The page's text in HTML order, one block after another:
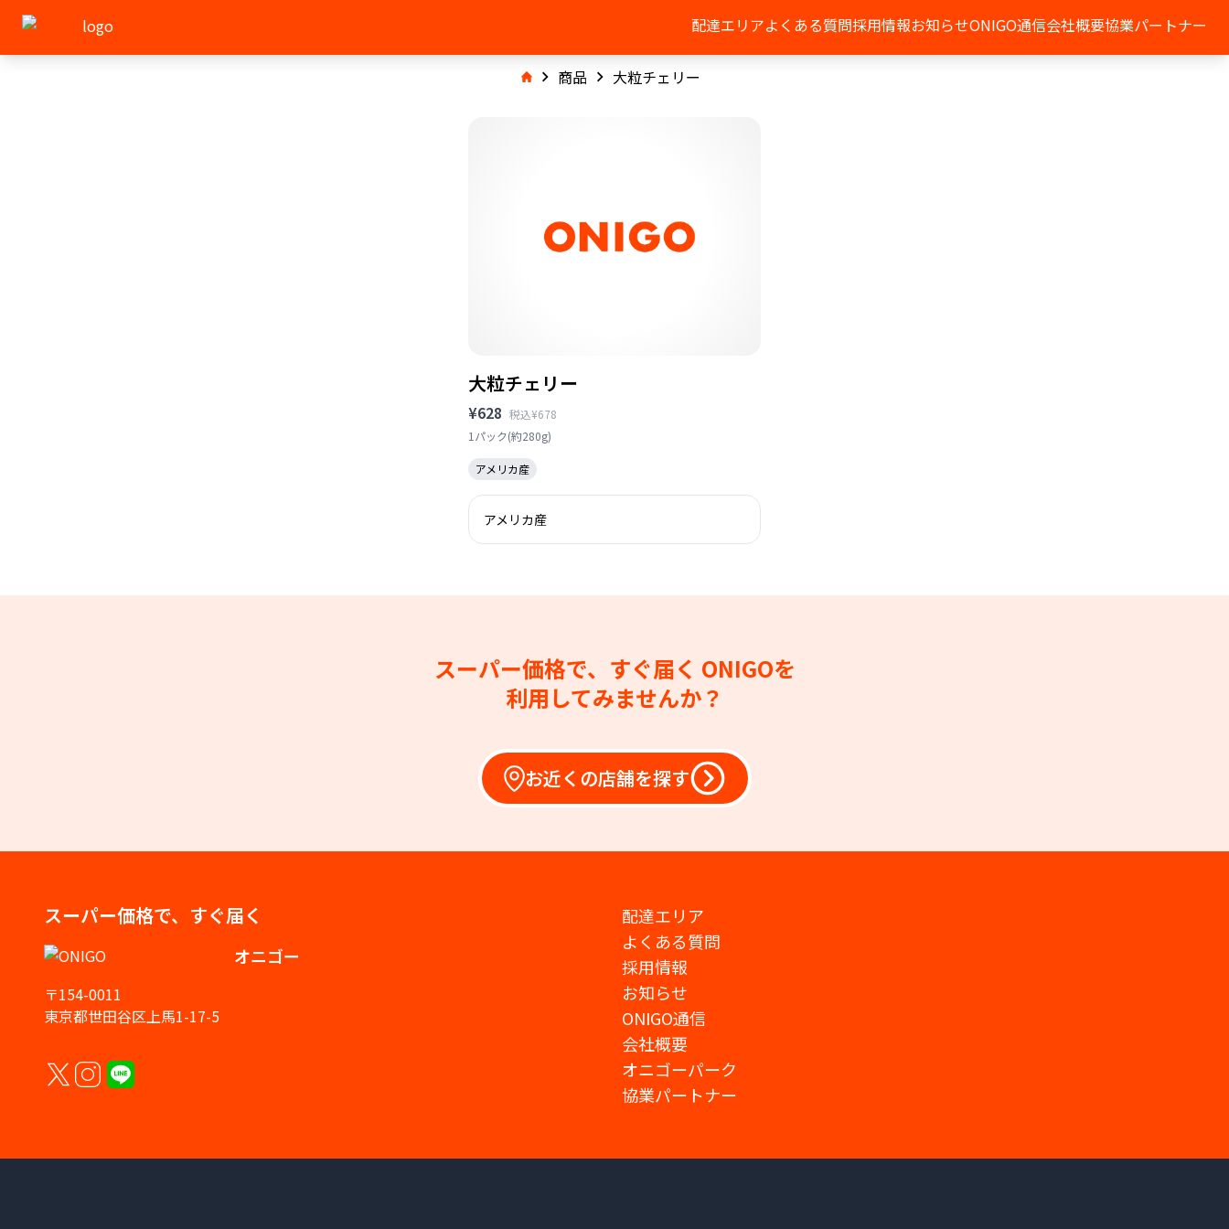
配達エリアよくある質問採用情報お知らせONIGO通信会社概要協業パートナー
商品 大粒チェリー
大粒チェリー
¥628 税込¥678
1パック(約280g)
アメリカ産
アメリカ産
スーパー価格で、すぐ届く ONIGOを
利用してみませんか？
お近くの店舗を探す
スーパー価格で、すぐ届く
オニゴー
〒154-0011
東京都世田谷区上馬1-17-5
配達エリア
よくある質問
採用情報
お知らせ
ONIGO通信
会社概要
オニゴーパーク
協業パートナー